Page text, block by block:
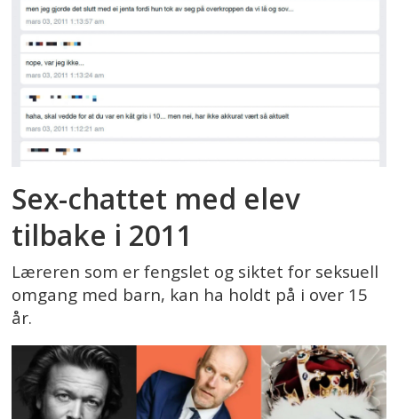
Sex-chattet med elev
tilbake i 2011
Læreren som er fengslet og siktet for seksuell
omgang med barn, kan ha holdt på i over 15
år.